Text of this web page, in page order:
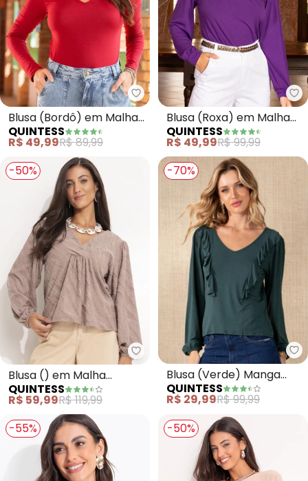
Quintess - Blusa (Bordô) em
Blusa (Bordô) em Malha
de Viscose
QUINTESS
R$ 49,99R$ 89,99
Blusa (Roxa) em Malha
de Viscose
QUINTESS
R$ 49,99R$ 99,99
-50%
Quintess - Blusa () em Malha
Blusa () em Malha
Jacquard com Textura
QUINTESS
R$ 59,99R$ 119,99
-70%
Blusa (Verde) Manga
Longas com Babados
QUINTESS
R$ 29,99R$ 99,99
-55%
-50%